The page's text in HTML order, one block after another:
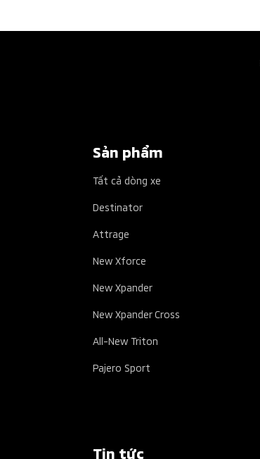
Sản phẩm
Tất cả dòng xe
Destinator
Attrage
New Xforce
New Xpander
New Xpander Cross
All-New Triton
Pajero Sport
Tin tức